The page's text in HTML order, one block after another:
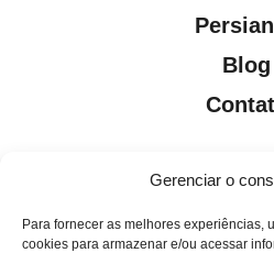
Gerenciar o
Para fornecer as melhores experiências,
cookies para armazenar e/ou acessar
Blog
Todos os direitos